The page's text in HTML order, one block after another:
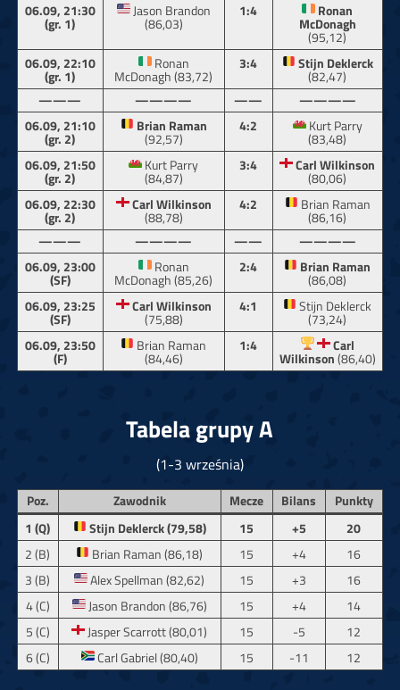
06.09, 21:30
(gr. 1)
Jason Brandon
(86,03)
1:4 Ronan
McDonagh
(95,12)
06.09, 22:10
(gr. 1)
Ronan
McDonagh (83,72)
3:4 Stijn Deklerck
(82,47)
———
———— ——
————
06.09, 21:10
(gr. 2)
Brian Raman
(92,57)
4:2 Kurt Parry
(83,48)
06.09, 21:50
(gr. 2)
Kurt Parry
(84,87)
3:4 Carl Wilkinson
(80,06)
06.09, 22:30
(gr. 2)
Carl Wilkinson
(88,78)
4:2 Brian Raman
(86,16)
———
———— ——
————
06.09, 23:00
(SF)
Ronan
McDonagh (85,26)
2:4 Brian Raman
(86,08)
06.09, 23:25
(SF)
Carl Wilkinson
(75,88)
4:1 Stijn Deklerck
(73,24)
06.09, 23:50
(F)
Brian Raman
(84,46)
1:4 Carl
Wilkinson(86,40)
Tabela grupy A
(1-3 września)
Poz. Zawodnik Mecze Bilans
Punkty
1 (Q)
Stijn Deklerck (79,58) 15 +5
20
2 (B)
Brian Raman (86,18) 15 +4
16
3 (B)
Alex Spellman (82,62) 15 +3
16
4 (C)
Jason Brandon (86,76) 15 +4
14
5 (C)
Jasper Scarrott (80,01) 15 -5
12
6 (C)
Carl Gabriel (80,40) 15 -11 12